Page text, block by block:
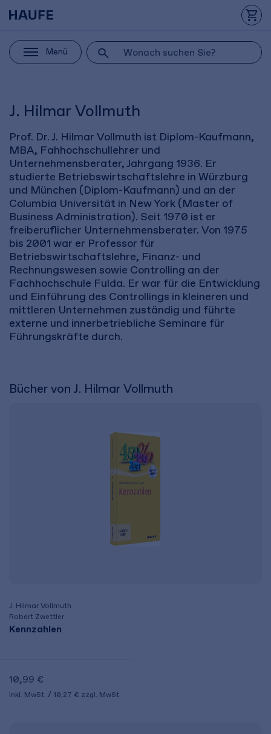
Menü
J. Hilmar Vollmuth
Prof. Dr. J. Hilmar Vollmuth ist Diplom-Kaufmann,
MBA, Fahhochschullehrer und
Unternehmensberater, Jahrgang 1936. Er
studierte Betriebswirtschaftslehre in Würzburg
und München (Diplom-Kaufmann) und an der
Columbia Universität in New York (Master of
Business Administration). Seit 1970 ist er
freiberuflicher Unternehmensberater. Von 1975
bis 2001 war er Professor für
Betriebswirtschaftslehre, Finanz- und
Rechnungswesen sowie Controlling an der
Fachhochschule Fulda. Er war für die Entwicklung
und Einführung des Controllings in kleineren und
mittleren Unternehmen zuständig und führte
externe und innerbetriebliche Seminare für
Führungskräfte durch.
Bücher von J. Hilmar Vollmuth
J. Hilmar Vollmuth
Robert Zwettler
Kennzahlen
10,99 €
inkl. MwSt. 10,27 € zzgl. MwSt.